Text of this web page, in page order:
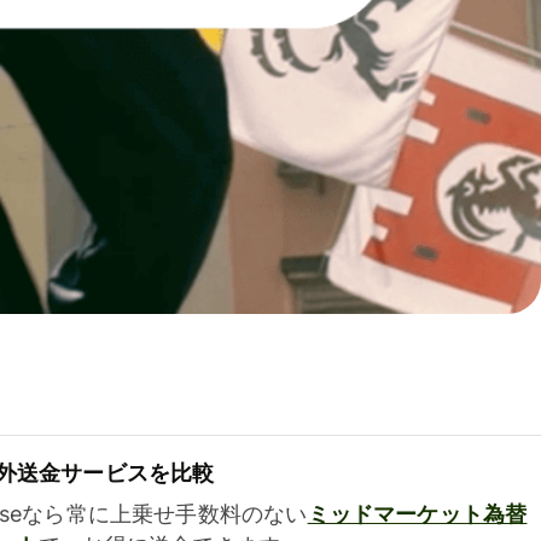
送金サービスを比較
なら常に上乗せ手数料のない ミッドマーケット為替